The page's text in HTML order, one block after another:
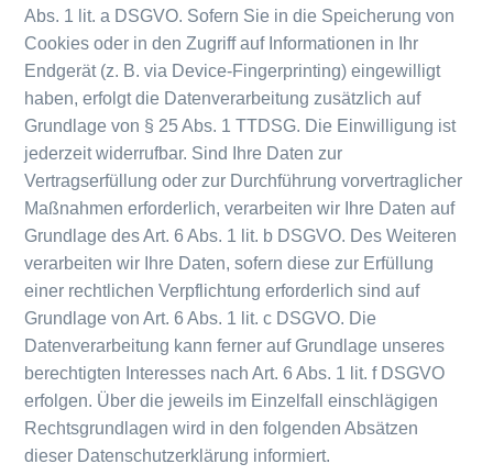
Abs. 1 lit. a DSGVO. Sofern Sie in die Speicherung von
Cookies oder in den Zugriff auf Informationen in Ihr
Endgerät (z. B. via Device-Fingerprinting) eingewilligt
haben, erfolgt die Datenverarbeitung zusätzlich auf
Grundlage von § 25 Abs. 1 TTDSG. Die Einwilligung ist
jederzeit widerrufbar. Sind Ihre Daten zur
Vertragserfüllung oder zur Durchführung vorvertraglicher
Maßnahmen erforderlich, verarbeiten wir Ihre Daten auf
Grundlage des Art. 6 Abs. 1 lit. b DSGVO. Des Weiteren
verarbeiten wir Ihre Daten, sofern diese zur Erfüllung
einer rechtlichen Verpflichtung erforderlich sind auf
Grundlage von Art. 6 Abs. 1 lit. c DSGVO. Die
Datenverarbeitung kann ferner auf Grundlage unseres
berechtigten Interesses nach Art. 6 Abs. 1 lit. f DSGVO
erfolgen. Über die jeweils im Einzelfall einschlägigen
Rechtsgrundlagen wird in den folgenden Absätzen
dieser Datenschutzerklärung informiert.